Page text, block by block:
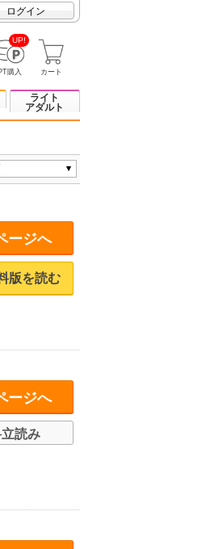
ログイン
UP!
購入 カート
ライト
アダルト
ージへ
版を読む
ージへ
読み